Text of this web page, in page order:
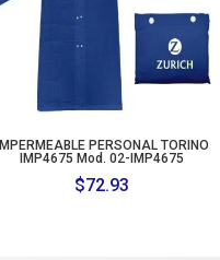
IMPERMEABLE PERSONAL TORINO
IMP4675 Mod. 02-IMP4675
$72.93